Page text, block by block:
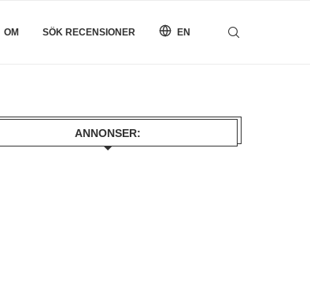
OM SÖK RECENSIONER EN
ANNONSER: